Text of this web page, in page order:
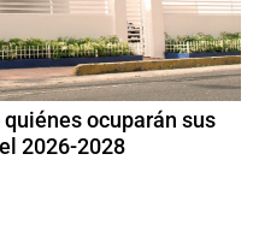
ocuparán sus
2026-2028